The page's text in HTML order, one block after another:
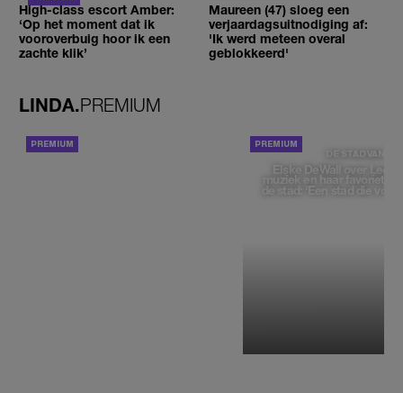
High-class escort Amber:
‘Op het moment dat ik
vooroverbuig hoor ik een
zachte klik’
Maureen (47) sloeg een
verjaardagsuitnodiging af:
'Ik werd meteen overal
geblokkeerd'
LINDA.PREMIUM
DE STAD VAN
Elske DeWall over
muziek en haar favoriete
de stad: 'Een stad die